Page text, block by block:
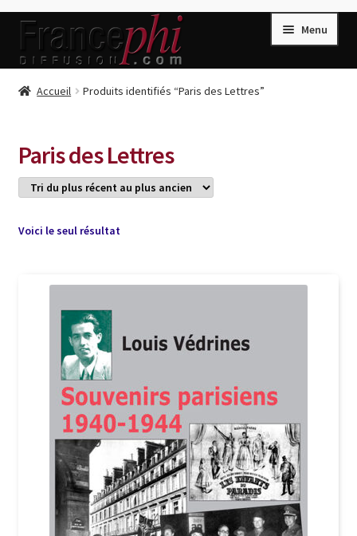
Aller
la
Aller
contenu
Menu
Accueil
Conditions de Vente
Connection
Listes d’Envies
Livres de Peter Randa
Livres de Philippe Randa
Login Customizer
Newsletter
Nous Contacter
Panier
Politique de confidentialité et cookies
Qui sommes-nous ?
Accueil Produits identifiés “Paris des Lettres”
Paris des Lettres
Voici le seul résultat